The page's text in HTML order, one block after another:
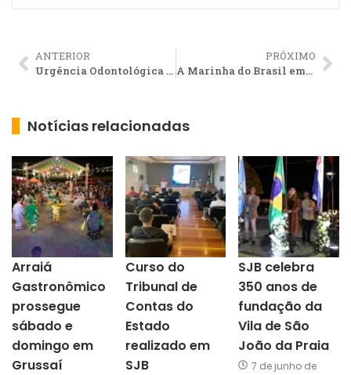
ANTERIOR
Urgência Odontológica no PU de Barcelos ultrapassa 400 atendimentos aos fins de semana
PRÓXIMO
A Marinha do Brasil emitiu alerta para a possibilidade de ventos fortes
Notícias relacionadas
Arraiá
Gastronômico
prossegue
sábado e
domingo em
Grussaí
Curso do
Tribunal de
Contas do
Estado
realizado em
SJB
SJB celebra
350 anos de
fundação da
Vila de São
João da Praia
7 de junho de